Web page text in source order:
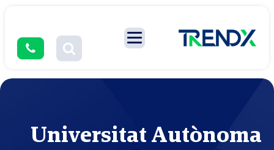
Universitat Autònoma